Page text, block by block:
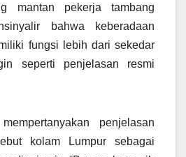
mantan pekerja tambang
bahwa keberadaan
fungsi lebih dari sekedar
seperti penjelasan resmi
penjelasan
kolam Lumpur sebagai